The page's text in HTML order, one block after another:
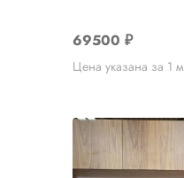
69500₽
Цена указана за 1